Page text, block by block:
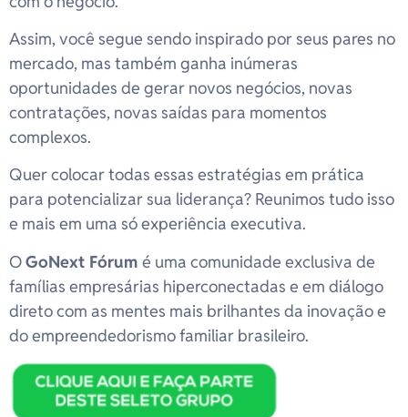
Assim, você segue sendo inspirado por seus pares no
mercado, mas também ganha inúmeras
oportunidades de gerar novos negócios, novas
contratações, novas saídas para momentos
complexos.
Quer colocar todas essas estratégias em prática
para potencializar sua liderança? Reunimos tudo isso
e mais em uma só experiência executiva.
OGoNext Fórum é uma comunidade exclusiva de
famílias empresárias hiperconectadas e em diálogo
direto com as mentes mais brilhantes da inovação e
do empreendedorismo familiar brasileiro.